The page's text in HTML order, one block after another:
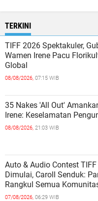
TERKINI
TIFF 2026 Spektakuler,
Wamen Irene Pacu
Global
08/08/2026, 07:15 WIB
35 Nakes 'All Out'
Irene: Keselamatan
08/08/2026, 21:03 WIB
Auto & Audio Contest
Dimulai, Caroll Senduk:
Rangkul Semua
07/08/2026, 06:29 WIB